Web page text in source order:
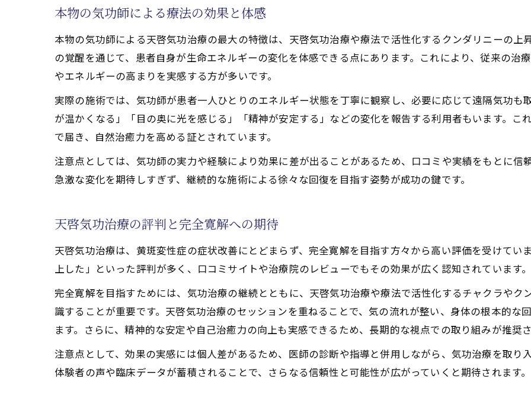
本物の気功師による療法の効果と体感
本物の気功師による天啓気功治療の最大の特徴は、天啓気功治療や療法で活性化するクンダリニーの
の覚醒を通じて、患者自身が生命エネルギーの変化を体感できる点にあります。これにより、従来の治
やエネルギーの高まりを実感する方が多いです。
実際の施術では、気功師が患者一人ひとりのエネルギー状態を丁寧に観察し、必要に応じて遠隔気功も
が温かくなる」「目の奥に光を感じる」「精神が安定する」などの変化を報告する利用者もいます。こ
で届き、自然治癒力を高める証とされています。
注意点としては、気功師の実力や経験により効果に差が出ることがあるため、口コミや実績をもとに信
急激な変化を期待しすぎず、継続的な施術による徐々な回復を目指す姿勢が成功の鍵です。
天啓気功治療の評判と完全寛解への期待
天啓気功治療は、黄斑変性症の症状改善にとどまらず、完全寛解を目指す方々から高い評価を受けてい
上した」といった評判が多く、口コミサイトや治療院のレビューでもその効果が広く認知されています
完全寛解を目指すためには、気功治療の継続とともに、天啓気功治療や療法で活性化するチャクラや
識することが重要です。天啓気功治療のセッションを重ねることで、気の流れが整い、身体の根本的な
ます。さらに、精神的な安定や自己治癒力の向上も実感できるため、長期的な視点での取り組みが推奨
注意点として、効果の実感には個人差があるため、医師の診断や指導と併用しながら、気功治療を取り
体験者の声や臨床データが蓄積されることで、さらなる信頼性と可能性が広がっていくと期待されます。